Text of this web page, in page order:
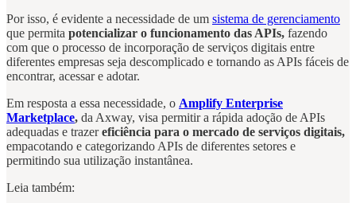
Por isso, é evidente a necessidade de um sistema de gerenciamento
que permita potencializar o funcionamento das APIs, fazendo
com que o processo de incorporação de serviços digitais entre
diferentes empresas seja descomplicado e tornando as APIs fáceis de
encontrar, acessar e adotar.
Em resposta a essa necessidade, o Amplify Enterprise
Marketplace, da Axway, visa permitir a rápida adoção de APIs
adequadas e trazereficiência para o mercado de serviços digitais,
empacotando e categorizando APIs de diferentes setores e
permitindo sua utilização instantânea.
Leia também: